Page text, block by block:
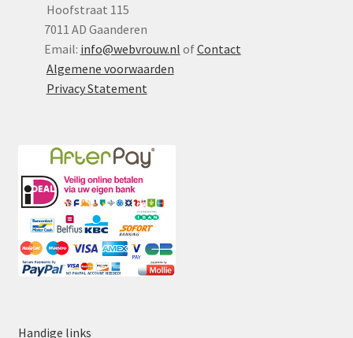
Hoofstraat 115
7011 AD Gaanderen
Email: info@webvrouw.nl ofContact
Algemene voorwaarden
Privacy Statement
Handige links